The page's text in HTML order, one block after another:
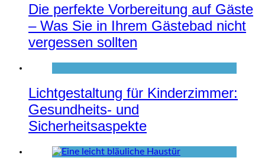
Die perfekte Vorbereitung auf Gäste
– Was Sie in Ihrem Gästebad nicht
vergessen sollten
Lichtgestaltung für Kinderzimmer:
Gesundheits- und
Sicherheitsaspekte